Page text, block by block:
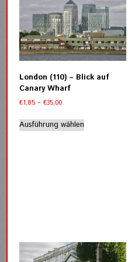
gewählt
werden
London (110) – Blick auf
Canary Wharf
€1,85 –€35,00Preisspanne:
bis
€35,00
Ausführung wählen
Produktseite
gewählt